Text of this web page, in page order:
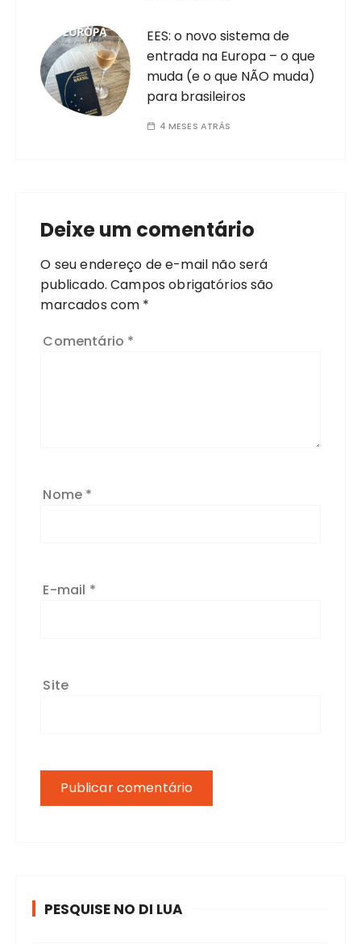
EES: o novo sistema de
entrada na Europa – o que
muda (e o que NÃO muda)
para brasileiros
4 MESES ATRÁS
Deixe um comentário
O seu endereço de e-mail não será
publicado. Campos obrigatórios são
marcados com *
Comentário *
Nome *
E-mail *
Site
PESQUISE NO DI LUA